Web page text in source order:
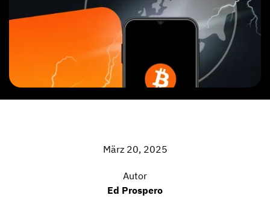
März 20, 2025
Autor
Ed Prospero